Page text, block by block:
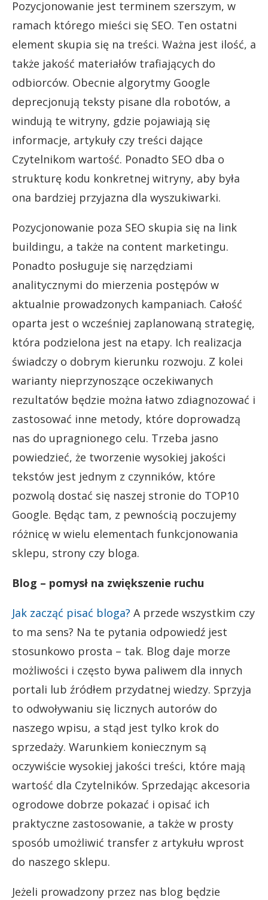
Pozycjonowanie jest terminem szerszym, w
ramach którego mieści się SEO. Ten ostatni
element skupia się na treści. Ważna jest ilość, a
także jakość materiałów trafiających do
odbiorców. Obecnie algorytmy Google
deprecjonują teksty pisane dla robotów, a
windują te witryny, gdzie pojawiają się
informacje, artykuły czy treści dające
Czytelnikom wartość. Ponadto SEO dba o
strukturę kodu konkretnej witryny, aby była
ona bardziej przyjazna dla wyszukiwarki.
Pozycjonowanie poza SEO skupia się na link
buildingu, a także na content marketingu.
Ponadto posługuje się narzędziami
analitycznymi do mierzenia postępów w
aktualnie prowadzonych kampaniach. Całość
oparta jest o wcześniej zaplanowaną strategię,
która podzielona jest na etapy. Ich realizacja
świadczy o dobrym kierunku rozwoju. Z kolei
warianty nieprzynoszące oczekiwanych
rezultatów będzie można łatwo zdiagnozować i
zastosować inne metody, które doprowadzą
nas do upragnionego celu. Trzeba jasno
powiedzieć, że tworzenie wysokiej jakości
tekstów jest jednym z czynników, które
pozwolą dostać się naszej stronie do TOP10
Google. Będąc tam, z pewnością poczujemy
różnicę w wielu elementach funkcjonowania
sklepu, strony czy bloga.
Blog – pomysł na zwiększenie ruchu
Jak zacząć pisać bloga? A przede wszystkim czy
to ma sens? Na te pytania odpowiedź jest
stosunkowo prosta – tak. Blog daje morze
możliwości i często bywa paliwem dla innych
portali lub źródłem przydatnej wiedzy. Sprzyja
to odwoływaniu się licznych autorów do
naszego wpisu, a stąd jest tylko krok do
sprzedaży. Warunkiem koniecznym są
oczywiście wysokiej jakości treści, które mają
wartość dla Czytelników. Sprzedając akcesoria
ogrodowe dobrze pokazać i opisać ich
praktyczne zastosowanie, a także w prosty
sposób umożliwić transfer z artykułu wprost
do naszego sklepu.
Jeżeli prowadzony przez nas blog będzie